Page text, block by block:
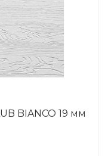
BIANCO 19 мм